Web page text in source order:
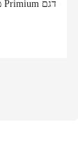
דגם Primium מבית VISION